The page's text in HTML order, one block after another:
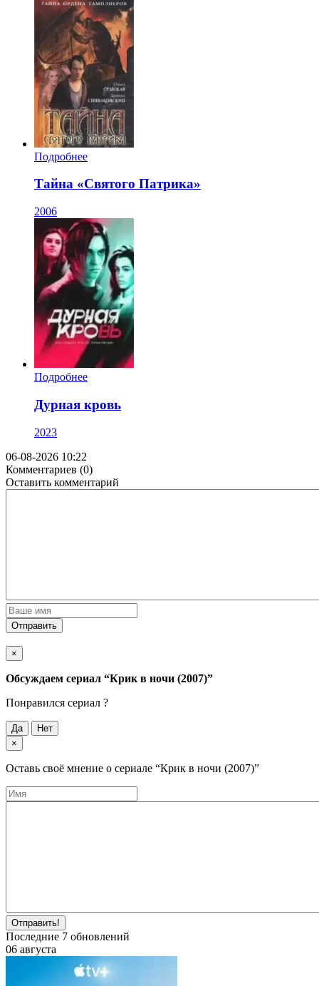
Подробнее
Тайна «Святого Патрика»
2006
Подробнее
Дурная кровь
2023
06-08-2026 10:22
Комментариев (0)
Оставить комментарий
Отправить
×
Обсуждаем cериал “Крик в ночи (2007)”
Понравился cериал ?
Да
Нет
×
Оставь своё мнение о cериале “Крик в ночи (2007)”
Отправить!
Последние 7 обновлений
06 августа